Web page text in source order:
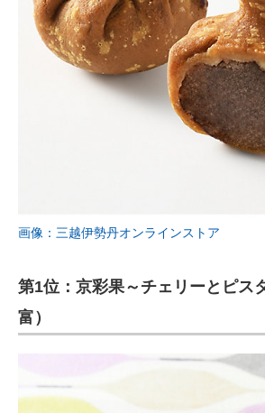
画像：三越伊勢丹オンラインストア
第1位：京彩果～チェリーとピス
富）